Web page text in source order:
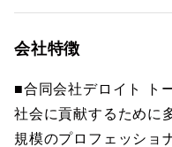
会社特徴
■合同会社デロイト ト
社会に貢献するために
規模のプロフェッショ